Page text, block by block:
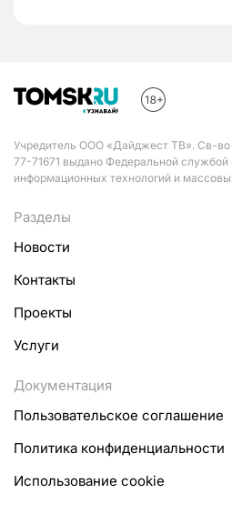
Учредитель ООО «Дайджест ТВ». Св-
77-71671 выдано Федеральной службой
информационных технологий и
Разделы
Новости
Контакты
Проекты
Услуги
Документация
Пользовательское соглашение
Политика конфиденциальности
Использование cookie